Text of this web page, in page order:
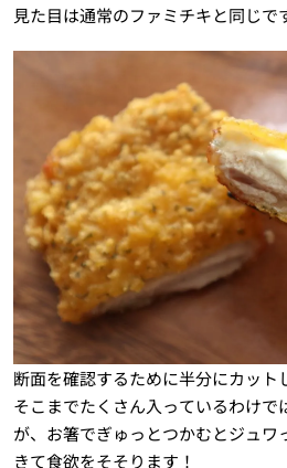
見た目は通常のファミチキと同じで
断面を確認するために半分にカッ
そこまでたくさん入っているわけで
が、お箸でぎゅっとつかむとジュワ
きて食欲をそそります！